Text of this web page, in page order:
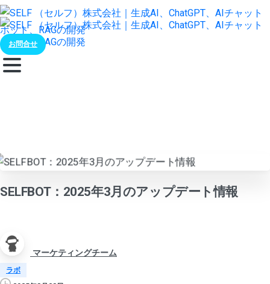
お問合せ
SELFBOT：2025年3月のアップデート情報
マーケティングチーム
ラボ